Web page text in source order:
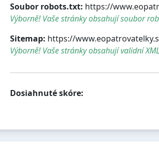
Soubor robots.txt: https://
Výborně! Vaše stránky obsahují soubor
Sitemap: https://
Výborně! Vaše stránky obsahují validní
Dosiahnuté skóre: